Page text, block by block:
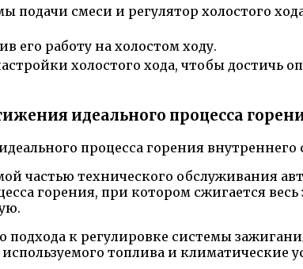
смеси и регулятор холостого
его работу на холостом ходу.
холостого хода, чтобы достичь
идеального процесса
частью технического обслуживания
горения, при котором сжигается
к регулировке системы
топлива и климатические